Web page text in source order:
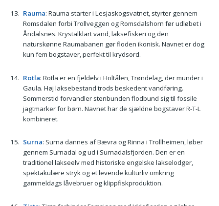
Rauma: Rauma starter i Lesjaskogsvatnet, styrter gennem
Romsdalen forbi Trollveggen og Romsdalshorn før udløbet i
Åndalsnes. Krystalklart vand, laksefiskeri og den
naturskønne Raumabanen gør floden ikonisk. Navnet er dog
kun fem bogstaver, perfekt til krydsord.
Rotla: Rotla er en fjeldelv i Holtålen, Trøndelag, der munder i
Gaula. Høj laksebestand trods beskedent vandføring.
Sommerstid forvandler stenbunden flodbund sig til fossile
jagtmarker for børn. Navnet har de sjældne bogstaver R-T-L
kombineret.
Surna: Surna dannes af Bævra og Rinna i Trollheimen, løber
gennem Surnadal og ud i Surnadalsfjorden. Den er en
traditionel lakseelv med historiske engelske lakselodger,
spektakulære stryk og et levende kulturliv omkring
gammeldags låvebruer og klippfiskproduktion.